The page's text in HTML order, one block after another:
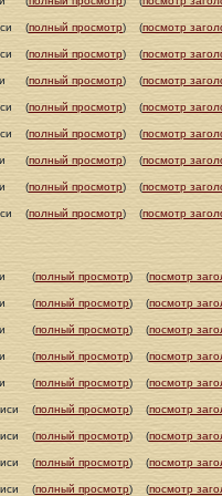
(полный просмотр) (посмотр
(полный просмотр) (посмотр
(полный просмотр) (посмотр
(полный просмотр) (посмотр
(полный просмотр) (посмотр
(полный просмотр) (посмотр
(полный просмотр) (посмотр
(полный просмотр) (посмотр
(полный просмотр) (посмотр
(полный просмотр) (посмотр
(полный просмотр) (посмотр
(полный просмотр) (посмотр
(полный просмотр) (посмотр
(полный просмотр) (посмотр
(полный просмотр) (посмотр
(полный просмотр) (посмотр
(полный просмотр) (посмотр